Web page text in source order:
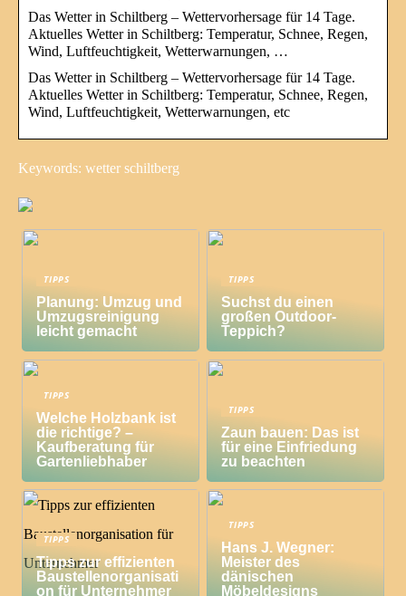
Das Wetter in Schiltberg – Wettervorhersage für 14 Tage.
Aktuelles Wetter in Schiltberg: Temperatur, Schnee, Regen,
Wind, Luftfeuchtigkeit, Wetterwarnungen, …
Das Wetter in Schiltberg – Wettervorhersage für 14 Tage.
Aktuelles Wetter in Schiltberg: Temperatur, Schnee, Regen,
Wind, Luftfeuchtigkeit, Wetterwarnungen, etc
Keywords: wetter schiltberg
TIPPS
Planung: Umzug und
Umzugsreinigung
leicht gemacht
TIPPS
Suchst du einen
großen Outdoor-
Teppich?
TIPPS
Welche Holzbank ist
die richtige? –
Kaufberatung für
Gartenliebhaber
TIPPS
Zaun bauen: Das ist
für eine Einfriedung
zu beachten
TIPPS
Tipps zur effizienten
Baustellenorganisati
on für Unternehmer
TIPPS
Hans J. Wegner:
Meister des
dänischen
Möbeldesigns